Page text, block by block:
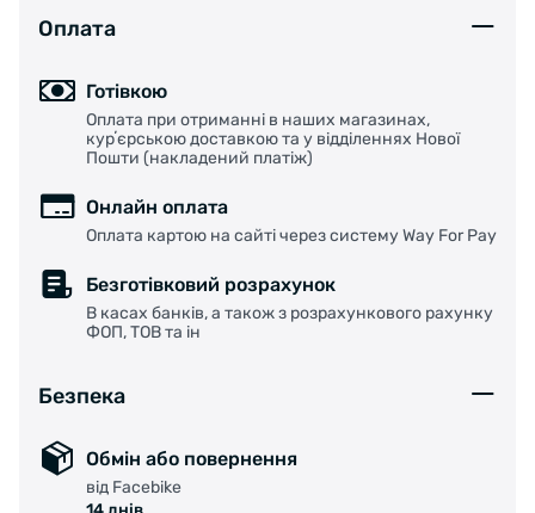
Оплата
Готівкою
Оплата при отриманні в наших магазинах,
курʼєрською доставкою та у відділеннях Нової
Пошти (накладений платіж)
Онлайн оплата
Оплата картою на сайті через систему Way For Pay
Безготівковий розрахунок
В касах банків, а також з розрахункового рахунку
ФОП, ТОВ та ін
Безпека
Обмін або повернення
від Facebike